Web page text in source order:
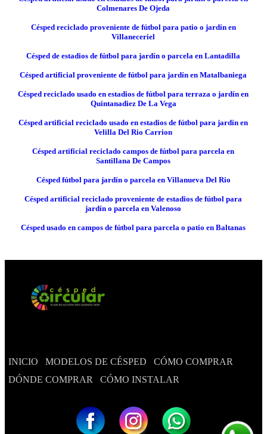
Colmenares De Ojeda
Césped reciclado proveniente de fútbol para patio o jardín en
Villaneceriel
Césped de estadios de fútbol para jardín o parcela en Lantadilla
Césped artificial proveniente de fútbol para jardín en Matalbaniega
Césped reciclado usado en estadios de fútbol para terraza o jardín en
Quintanadiez De La Vega
Césped artificial reciclado usado en estadios de fútbol para jardín en
Velilla Del Rio Carrion
Césped artificial reciclado campos de fútbol para parcela en
Santillana De Campos
Césped fútbol para jardín o parcela en Villanueva Del Rio
Césped artificial reciclado proveniente de estadios de fútbol para
jardín o parcela en Valenoso
Césped usado en campos de fútbol para parcela o patio en Baltanas
INICIO MODELOS DE CÉSPED
CÓMO COMPRAR
DÓNDE COMPRAR
CÓMO INSTALAR